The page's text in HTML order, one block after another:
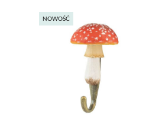
NOWOŚĆ